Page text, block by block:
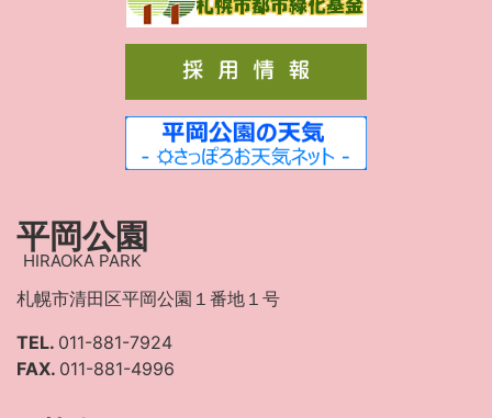
平岡公園
HIRAOKA PARK
札幌市清田区平岡公園１番地１号
TEL. 011-881-7924
FAX. 011-881-4996